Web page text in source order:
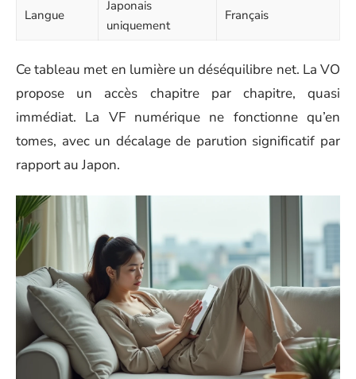
Langue
Japonais
uniquement
Français
Ce tableau met en lumière un déséquilibre net. La VO
propose un accès chapitre par chapitre, quasi
immédiat. La VF numérique ne fonctionne qu’en
tomes, avec un décalage de parution significatif par
rapport au Japon.